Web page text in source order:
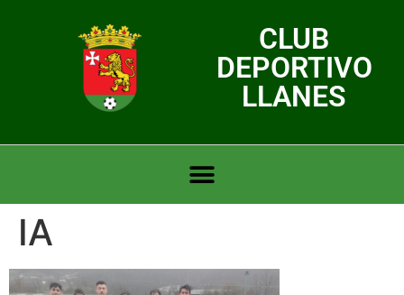
CLUB
DEPORTIVO
LLANES
IA